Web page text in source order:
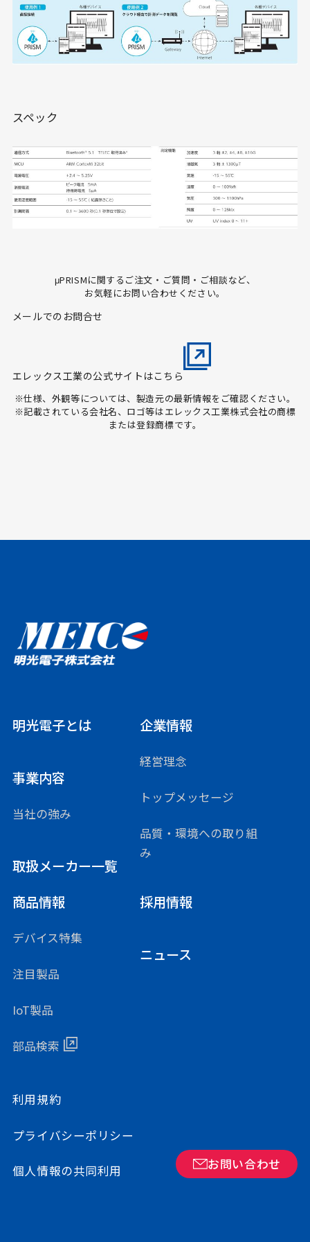
スペック
μPRISMに関するご注文・ご質問・ご相談など、
お気軽にお問い合わせください。
メールでのお問合せ
エレックス工業の公式サイトはこちら
※仕様、外観等については、製造元の最新情報をご確認ください。
※記載されている会社名、ロゴ等はエレックス工業株式会社の商標
または登録商標です。
明光電子とは
事業内容
当社の強み
取扱メーカー一覧
企業情報
経営理念
トップメッセージ
品質・環境への取り組
み
商品情報
デバイス特集
注目製品
IoT製品
部品検索
採用情報
ニュース
利用規約
プライバシーポリシー
個人情報の共同利用 お問い合わせ